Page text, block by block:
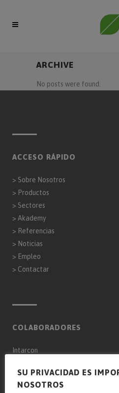
ARCHIVE
No posts were found.
ACCESO RÁPIDO
> Sobre Nosotros
> Productos
> Sectores
> Akademy
> Referencias
> Noticias
> Empleo
> Contactar
COLABORADORES
Intarcon
Keyter Intarcon Nederland BV
SU PRIVACIDAD ES
NOSOTROS